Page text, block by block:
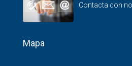
Contacta con
Mapa